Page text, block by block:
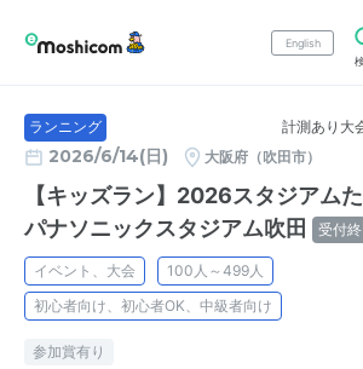
English
ランニング 計測あり大
2026/6/14(日) 大阪府（吹田市）
【キッズラン】2026スタジアム
パナソニックスタジアム吹田
受付終
イベント、大会
100人～499人
初心者向け、初心者OK、中級者向け
参加賞有り